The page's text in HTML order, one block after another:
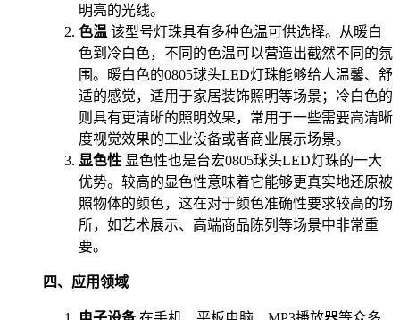
明亮的光线。
色温 该型号灯珠具有多种色温可供选择。从暖白
色到冷白色，不同的色温可以营造出截然不同的氛
围。暖白色的0805球头LED灯珠能够给人温馨、舒
适的感觉，适用于家居装饰照明等场景；冷白色的
则具有更清晰的照明效果，常用于一些需要高清晰
度视觉效果的工业设备或者商业展示场景。
显色性 显色性也是台宏0805球头LED灯珠的一大
优势。较高的显色性意味着它能够更真实地还原被
照物体的颜色，这在对于颜色准确性要求较高的场
所，如艺术展示、高端商品陈列等场景中非常重
要。
四、应用领域